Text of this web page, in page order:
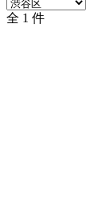
全 1 件